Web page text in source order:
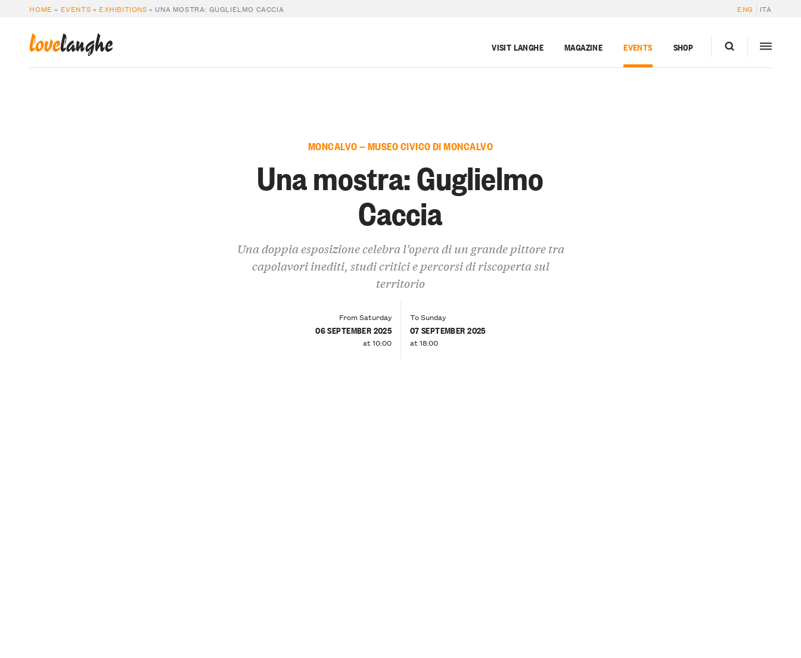
HOME » EVENTS » EXHIBITIONS » UNA MOSTRA: GUGLIELMO CACCIA ENG ITA
lovelanghe VISIT LANGHE MAGAZINE EVENTS SHOP
MONCALVO — MUSEO CIVICO DI MONCALVO
Una mostra: Guglielmo
Caccia
Una doppia esposizione celebra l’opera di un grande pittore tra
capolavori inediti, studi critici e percorsi di riscoperta sul
territorio
From Saturday
06 SEPTEMBER 2025
at 10:00
To Sunday
07 SEPTEMBER 2025
at 18:00